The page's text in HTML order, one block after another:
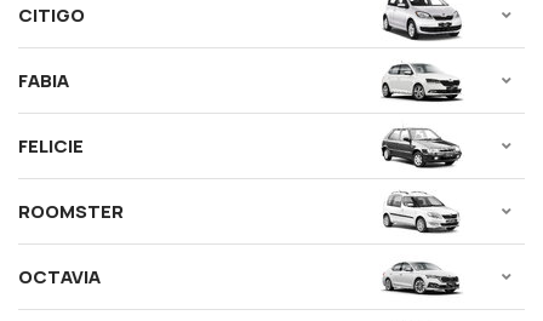
CITIGO
FABIA
FELICIE
ROOMSTER
OCTAVIA